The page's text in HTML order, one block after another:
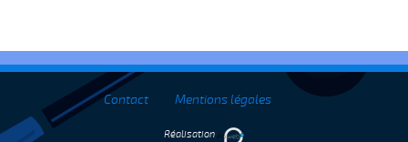
Contact Mentions légales
Réalisation